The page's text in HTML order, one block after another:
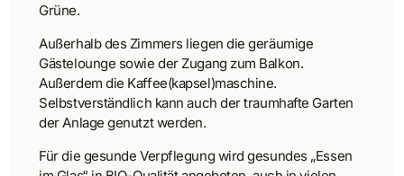
Grüne.
Außerhalb des Zimmers liegen die geräumige
Gästelounge sowie der Zugang zum Balkon.
Außerdem die Kaffee(kapsel)maschine.
Selbstverständlich kann auch der traumhafte Garten
der Anlage genutzt werden.
Für die gesunde Verpflegung wird gesundes „Essen